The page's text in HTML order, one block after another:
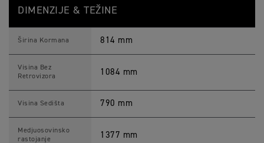
DIMENZIJE & TEŽINE
Širina Kormana 814 mm
Visina Bez
Retrovizora
1084 mm
Visina Sedišta 790 mm
Medjuosovinsko
rastojanje
1377 mm